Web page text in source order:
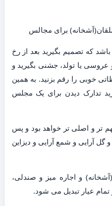
برای مجالس
که تصمیم بگیرید بعد از رخ
عروسی یا تولد، جشنی بگیرید و
خوبی را رقم بزنید. به همین
تدارک دیدن برای یک مجلس
تر و اصلی تر خواهد بود و پس
آرایی و شمع آرایی و دیزاین
و اجاره میز و صندلی،
عیار تبدیل می شود.